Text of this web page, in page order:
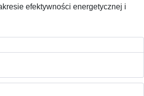
efektywności energetycznej i